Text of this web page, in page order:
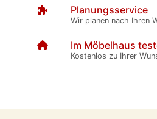
Planungsservice
Wir planen nach Ihren
Im Möbelhaus
Kostenlos zu Ihrer